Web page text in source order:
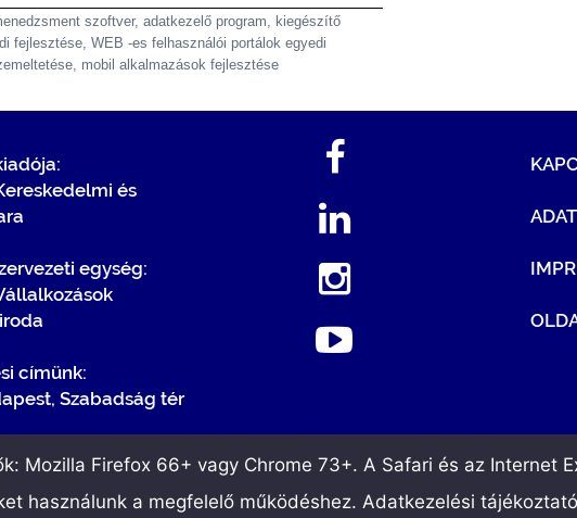
szoftver, adatkezelő program, kiegészítő
fejlesztése, WEB -es felhasználói portálok egyedi
mobil alkalmazások fejlesztése
és
egység:
címünk:
Szabadság tér
Mozilla Firefox 66+ vagy Chrome 73+. A Safari és az Internet
használunk a megfelelő működéshez. Adatkezelési